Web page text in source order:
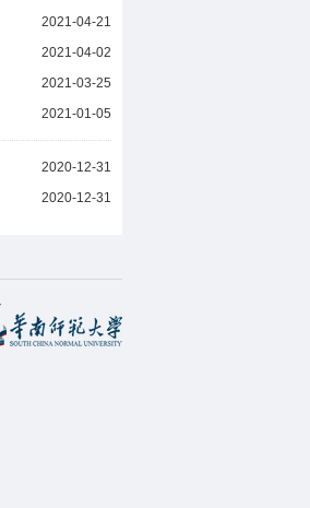
2021-04-21
2021-04-02
2021-03-25
2021-01-05
2020-12-31
2020-12-31